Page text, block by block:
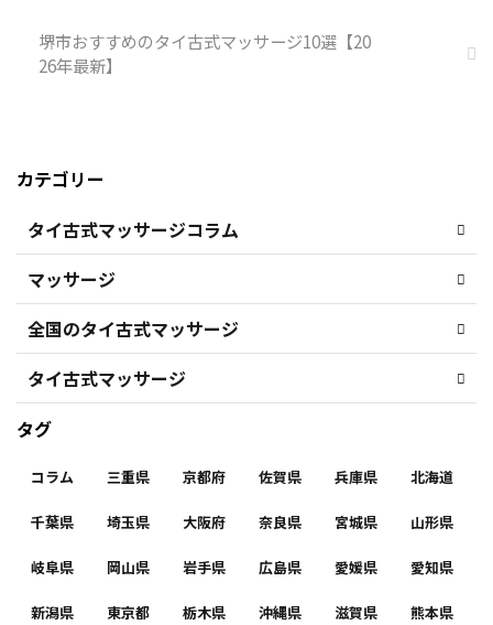
堺市おすすめのタイ古式マッサージ10選【20
26年最新】
カテゴリー
タイ古式マッサージコラム
マッサージ
全国のタイ古式マッサージ
タイ古式マッサージ
タグ
コラム 三重県 京都府 佐賀県 兵庫県 北海道
千葉県 埼玉県 大阪府 奈良県 宮城県 山形県
岐阜県 岡山県 岩手県 広島県 愛媛県 愛知県
新潟県 東京都 栃木県 沖縄県 滋賀県 熊本県